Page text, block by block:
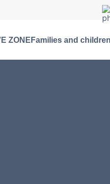
ZONE Families and children